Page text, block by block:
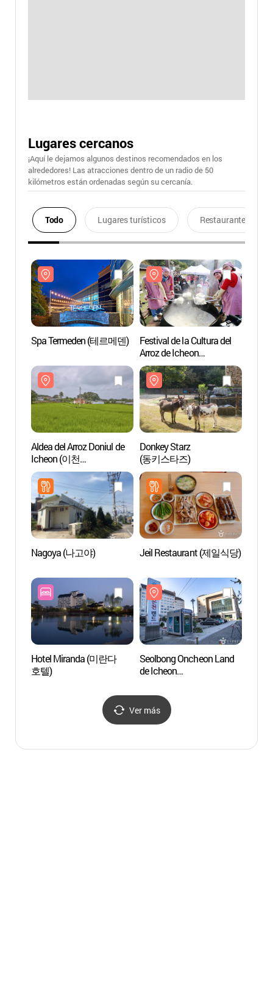
Lugares cercanos
¡Aquí le dejamos algunos destinos recomendados en los
alrededores! Las atracciones dentro de un radio de 50
kilómetros están ordenadas según su cercanía.
Todo Lugares turísticos Restaurantes
Spa Termeden (테르메덴)
Festival de la Cultura del
Arroz de Icheon
(이천쌀문화축제)
Aldea del Arroz Doniul de
Icheon (이천
도니울명품쌀
정보화마을)
Donkey Starz
(동키스타즈)
Nagoya (나고야) Jeil Restaurant (제일식당)
Hotel Miranda (미란다
호텔)
Seolbong Oncheon Land
de Icheon
Ver más